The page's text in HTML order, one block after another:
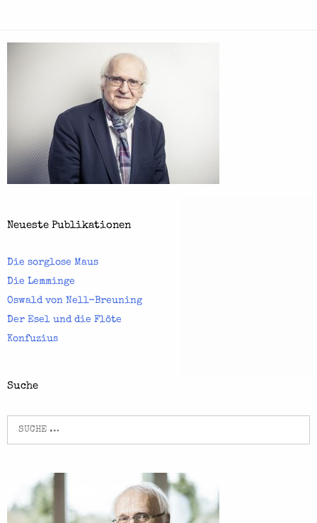
Neueste Publikationen
Die sorglose Maus
Die Lemminge
Oswald von Nell-Breuning
Der Esel und die Flöte
Konfuzius
Suche
Suche